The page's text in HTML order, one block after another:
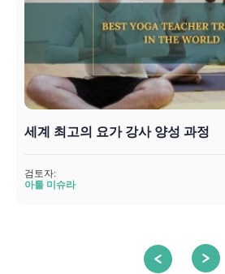
세계 최고의 요가 강사 양성 과정
검토자:
아툴 미슈라